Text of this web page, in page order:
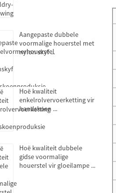
Aangepaste dubbele
voormalige houerstel met
nylon skyf ...
Hoë kwaliteit
enkelrolvervoerketting vir
handskoen ...
Hoë kwaliteit dubbele
gidse voormalige
houerstel vir gloeilampe ...